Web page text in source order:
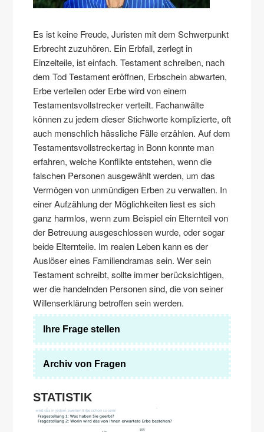
Es ist keine Freude, Juristen mit dem Schwerpunkt
Erbrecht zuzuhören. Ein Erbfall, zerlegt in
Einzelteile, ist einfach. Testament schreiben, nach
dem Tod Testament eröffnen, Erbschein abwarten,
Erbe verteilen oder Erbe wird von einem
Testamentsvollstrecker verteilt. Fachanwälte
können zu jedem dieser Stichworte komplizierte, oft
auch menschlich hässliche Fälle erzählen. Auf dem
Testamentsvollstreckertag in Bonn konnte man
erfahren, welche Konflikte entstehen, wenn die
falschen Personen ausgewählt werden, um das
Vermögen von unmündigen Erben zu verwalten. In
einer Aufzählung der Möglichkeiten liest es sich
ganz harmlos, wenn zum Beispiel ein Elternteil von
der Betreuung ausgeschlossen wurde, oder sogar
beide Elternteile. Im realen Leben kann es der
Auslöser eines Familiendramas sein. Wer sein
Testament schreibt, sollte immer berücksichtigen,
wer die handelnden Personen sind, die von seiner
Willenserklärung betroffen sein werden.
Ihre Frage stellen
Archiv von Fragen
STATISTIK